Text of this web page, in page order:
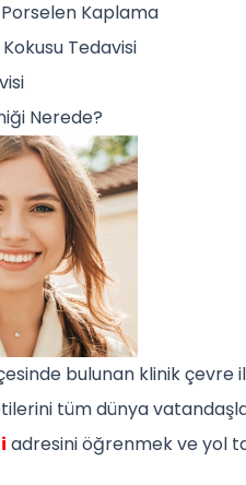
Kaplama
Tedavisi
Nerede?
bulunan klinik
tüm dünya
adresini öğrenmek ve yol